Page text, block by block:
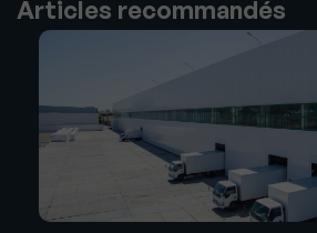
Articles recommandés